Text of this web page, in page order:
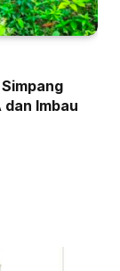
Imbau